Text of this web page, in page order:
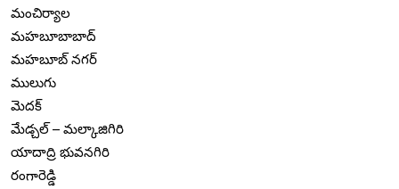
మంచిర్యాల
మహబూబాబాద్
మహబూబ్ నగర్
ములుగు
మెదక్
మేడ్చల్ – మల్కాజిగిరి
యాదాద్రి భువనగిరి
రంగారెడ్డి